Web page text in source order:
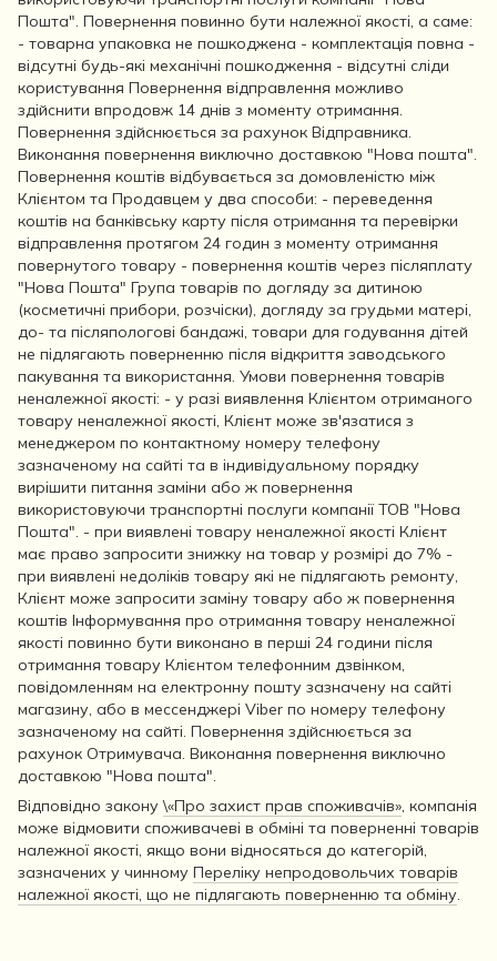
Пошта". Повернення повинно бути належної якості, а саме:
- товарна упаковка не пошкоджена - комплектація повна -
відсутні будь-які механічні пошкодження - відсутні сліди
користування Повернення відправлення можливо
здійснити впродовж 14 днів з моменту отримання.
Повернення здійснюється за рахунок Відправника.
Виконання повернення виключно доставкою "Нова пошта".
Повернення коштів відбувається за домовленістю між
Клієнтом та Продавцем у два способи: - переведення
коштів на банківську карту після отримання та перевірки
відправлення протягом 24 годин з моменту отримання
повернутого товару - повернення коштів через післяплату
"Нова Пошта" Група товарів по догляду за дитиною
(косметичні прибори, розчіски), догляду за грудьми матері,
до- та післяпологові бандажі, товари для годування дітей
не підлягають поверненню після відкриття заводського
пакування та використання. Умови повернення товарів
неналежної якості: - у разі виявлення Клієнтом отриманого
товару неналежної якості, Клієнт може зв'язатися з
менеджером по контактному номеру телефону
зазначеному на сайті та в індивідуальному порядку
вирішити питання заміни або ж повернення
використовуючи транспортні послуги компанії ТОВ "Нова
Пошта". - при виявлені товару неналежної якості Клієнт
має право запросити знижку на товар у розмірі до 7% -
при виявлені недоліків товару які не підлягають ремонту,
Клієнт може запросити заміну товару або ж повернення
коштів Інформування про отримання товару неналежної
якості повинно бути виконано в перші 24 години після
отримання товару Клієнтом телефонним дзвінком,
повідомленням на електронну пошту зазначену на сайті
магазину, або в мессенджері Viber по номеру телефону
зазначеному на сайті. Повернення здійснюється за
рахунок Отримувача. Виконання повернення виключно
доставкою "Нова пошта".
Відповідно закону\«Про захист прав споживачів», компанія
може відмовити споживачеві в обміні та поверненні товарів
належної якості, якщо вони відносяться до категорій,
зазначених у чинному Переліку непродовольчих товарів
належної якості, що не підлягають поверненню та обміну.